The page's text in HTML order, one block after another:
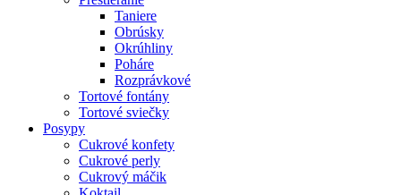
Taniere
Obrúsky
Okrúhliny
Poháre
Rozprávkové
Tortové fontány
Tortové sviečky
Posypy
Cukrové konfety
Cukrové perly
Cukrový máčik